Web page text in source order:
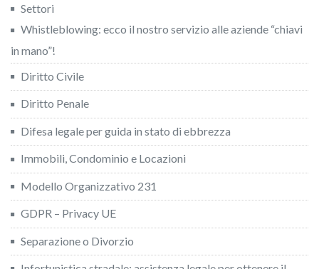
Settori
Whistleblowing: ecco il nostro servizio alle aziende “chiavi
in mano”!
Diritto Civile
Diritto Penale
Difesa legale per guida in stato di ebbrezza
Immobili, Condominio e Locazioni
Modello Organizzativo 231
GDPR – Privacy UE
Separazione o Divorzio